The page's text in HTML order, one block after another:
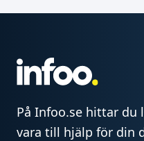
På Infoo.se hittar du
vara till hjälp för din